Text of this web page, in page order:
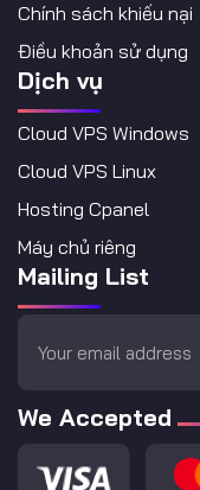
Chính sách khiếu nại
Điều khoản sử dụng
Dịch vụ
Cloud VPS Windows
Cloud VPS Linux
Hosting Cpanel
Máy chủ riêng
Mailing List
We Accepted